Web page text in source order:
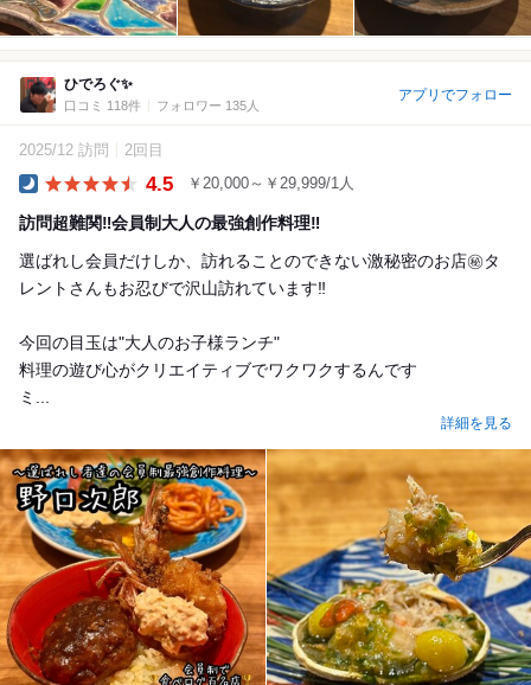
ひでろぐ✨
口コミ 118件 フォロワー 135人
アプリでフォロー
2025/12 訪問 2回目
4.5 ￥20,000～￥29,999/1人
訪問超難関‼️会員制大人の最強創作料理‼️
選ばれし会員だけしか、訪れることのできない激秘密のお店㊙️タ
レントさんもお忍びで沢山訪れています‼️
今回の目玉は"大人のお子様ランチ"
料理の遊び心がクリエイティブでワクワクするんです
ミ...
詳細を見る